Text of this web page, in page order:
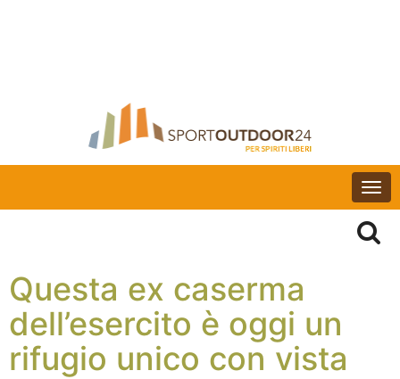
Questa ex caserma
dell’esercito è oggi un
rifugio unico con vista